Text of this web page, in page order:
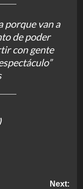
porque van a
de poder
con gente
Next: